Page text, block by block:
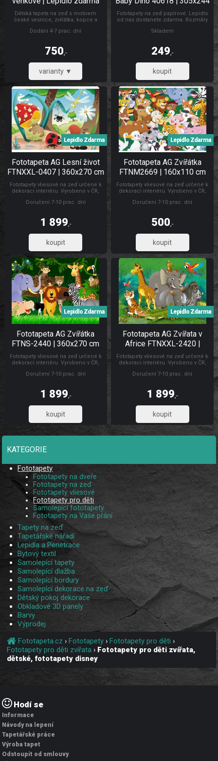
Dětská tapeta na zeď s motivem
české vesnice, zvířátka, kopce a
vašich rozměrů. Rozměry prosím
různých druhů materiálů. Fototapety
Dodání 4-7 prac. dní
750,-
619,83
cm
Fototapety na zeď papírové. Lepidlo
od nás dostanete zdarma. Rozměry
12 dílů, což znamená, že se
Skladem
249,-
205,79
Fototapeta AG Lesní život
FTNXXL-0407 | 360x270 cm
Fototapety vliesové na zeď určené k
dekoraci interiéru. Vyrobeno v ČR,
Jednoduché lepení fototapety ve
zeď. Fototapety pro děti zvířata
Lepidlo Zdarma
Doručení 7-10 prac. dní
1 899,-
1 569,42
Fototapeta AG Zvířátka
FTNM2669 | 160x110 cm
Fototapety vliesové na zeď určené k
dekoraci interiéru. Vyrobeno v ČR,
Jednoduché lepení fototapety, jedno
Fototapety pro děti
Lepidlo Zdarma
Doručení 7-10 prac. dní
500,-
413,22
Fototapeta AG Zvířátka
FTNS-2440 | 360x270 cm
Fototapety vliesové na zeď určené k
dekoraci interiéru. Vyrobeno v ČR,
Jednoduché lepení fototapety ve
zeď. Fototapety pro děti zvířata
Lepidlo Zdarma
Doručení 7-10 prac. dní
1 899 ,-
1 569,42
Fototapeta AG Zvířata v
Africe FTNXXL-2420 |
360x270 cm
Fototapety vliesové na zeď určené k
dekoraci interiéru. Vyrobeno v ČR,
Jednoduché lepení fototapety ve
zeď. Fototapety pro děti
Lepidlo Zdarma
Doručení 7-10 prac. dní
1 899 ,-
1 569,42
KATEGORIE
Fototapety
Fototapety na dveře
Fototapety na zeď
Fototapety vliesové
Fototapety pro děti
Samolepící fototapety
Fototapety na Vaše přání
Tapety na zeď
Tapetářské nářadí
Lepidla a Penetrace
Bytový textil
Samolepící tapety
Samolepící dlažba
Samolepící bordury
Samolepící dekorace na zeď
Dětský pokoj dekorace
Obkladové 3D panely
Barvy
Výprodej
Fototapeta.cz › Fototapety › Fototapety pro děti ›
Fototapety pro děti zvířata › Fototapety pro děti zvířata,
dětské, fototapety disney
Hodí se
Informace
Návody na lepení
Tapetářské práce
Výroba tapet
Odstoupit od smlouvy